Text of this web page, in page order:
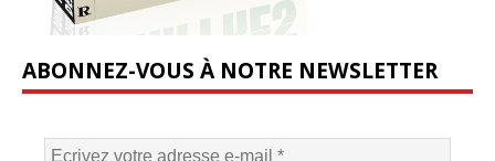
ABONNEZ-VOUS À NOTRE NEWSLETTER